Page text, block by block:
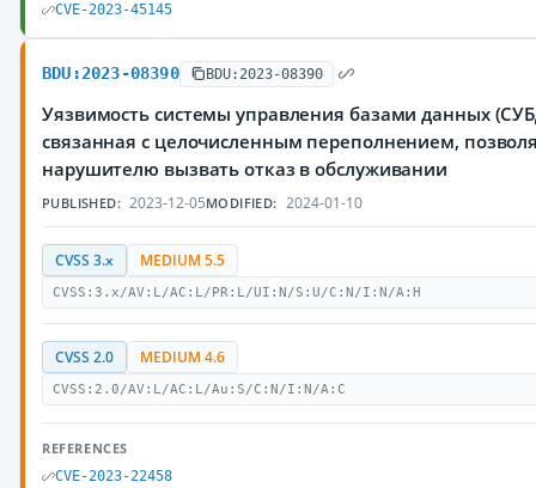
CVE-2023-45145
BDU:2023-08390 BDU:2023-08390
Уязвимость системы управления базами данных
связанная с целочисленным переполнением,
нарушителю вызвать отказ в обслуживании
PUBLISHED: 2023-12-05MODIFIED: 2024-01-10
CVSS 3.x MEDIUM 5.5
CVSS:3.x/AV:L/AC:L/PR:L/UI:N/S:U/C:N/I:N/A:H
CVSS 2.0 MEDIUM 4.6
CVSS:2.0/AV:L/AC:L/Au:S/C:N/I:N/A:C
REFERENCES
CVE-2023-22458